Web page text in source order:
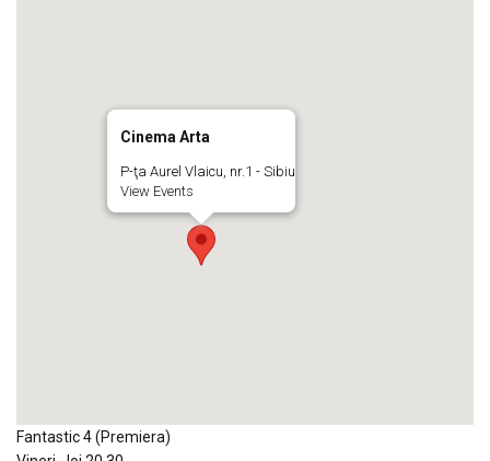
Cinema Arta
P-ţa Aurel Vlaicu, nr.1 - Sibiu
View Events
Fantastic 4 (Premiera)